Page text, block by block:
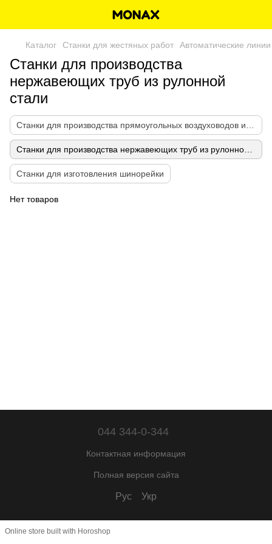
Каталог Станки для жестяных работ Автоматические
Станки для производства
нержавеющих труб из рулонной
стали
Станки для изготовления шинорейки
Нет товаров
044 344-0-344
Контактная информация
Полная версия сайта
Рус Укр
Online store built with Horoshop